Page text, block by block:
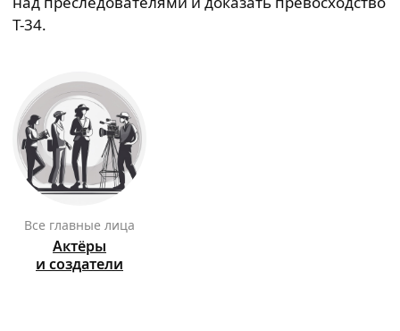
Т-34.
Все главные лица
Актёры
и создатели